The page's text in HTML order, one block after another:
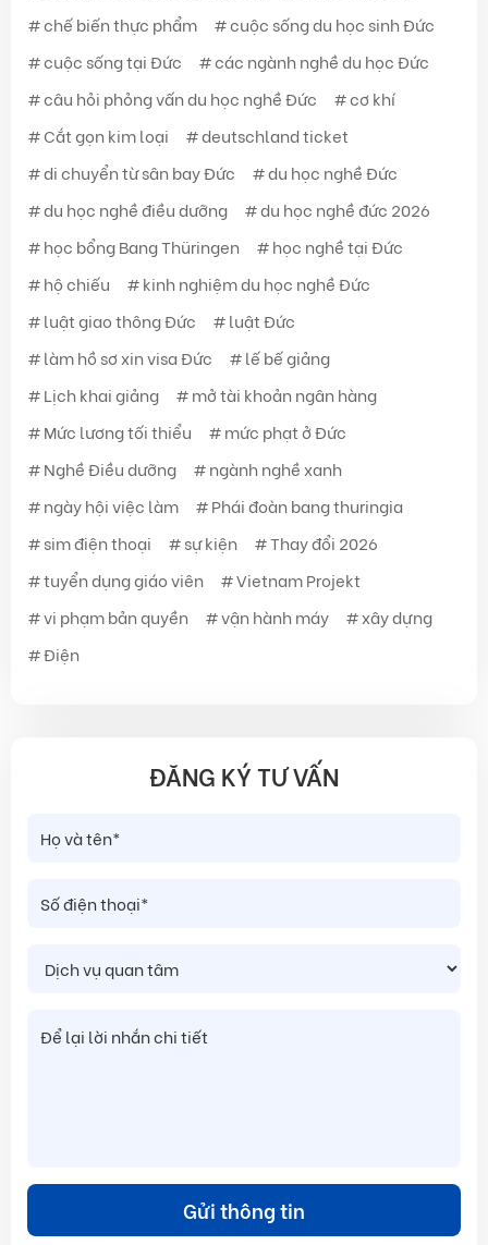
chế biến thực phẩm
cuộc sống du học sinh Đức
cuộc sống tại Đức
các ngành nghề du học Đức
câu hỏi phỏng vấn du học nghề Đức
cơ khí
Cắt gọn kim loại
deutschland ticket
di chuyển từ sân bay Đức
du học nghề Đức
du học nghề điều dưỡng
du học nghề đức 2026
học bổng Bang Thüringen
học nghề tại Đức
hộ chiếu
kinh nghiệm du học nghề Đức
luật giao thông Đức
luật Đức
làm hồ sơ xin visa Đức
lế bế giảng
Lịch khai giảng
mở tài khoản ngân hàng
Mức lương tối thiểu
mức phạt ở Đức
Nghề Điều dưỡng
ngành nghề xanh
ngày hội việc làm
Phái đoàn bang thuringia
sim điện thoại
sự kiện
Thay đổi 2026
tuyển dụng giáo viên
Vietnam Projekt
vi phạm bản quyền
vận hành máy
xây dựng
Điện
ĐĂNG KÝ TƯ VẤN